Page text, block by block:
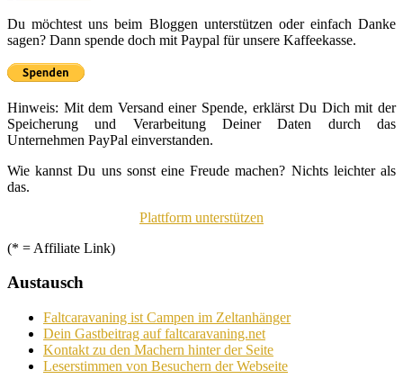
Du möchtest uns beim Bloggen unterstützen oder einfach Danke
sagen? Dann spende doch mit Paypal für unsere Kaffeekasse.
Hinweis: Mit dem Versand einer Spende, erklärst Du Dich mit der
Speicherung und Verarbeitung Deiner Daten durch das
Unternehmen PayPal einverstanden.
Wie kannst Du uns sonst eine Freude machen? Nichts leichter als
das.
Plattform unterstützen
(* = Affiliate Link)
Austausch
Faltcaravaning ist Campen im Zeltanhänger
Dein Gastbeitrag auf faltcaravaning.net
Kontakt zu den Machern hinter der Seite
Leserstimmen von Besuchern der Webseite